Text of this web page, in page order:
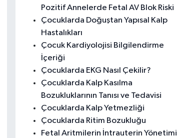
Pozitif Annelerde Fetal AV Blok Riski
Çocuklarda Doğuştan Yapısal Kalp
Hastalıkları
Çocuk Kardiyolojisi Bilgilendirme
İçeriği
Çocuklarda EKG Nasıl Çekilir?
Çocuklarda Kalp Kasılma
Bozukluklarının Tanısı ve Tedavisi
Çocuklarda Kalp Yetmezliği
Çocuklarda Ritim Bozukluğu
Fetal Aritmilerin İntrauterin Yönetimi